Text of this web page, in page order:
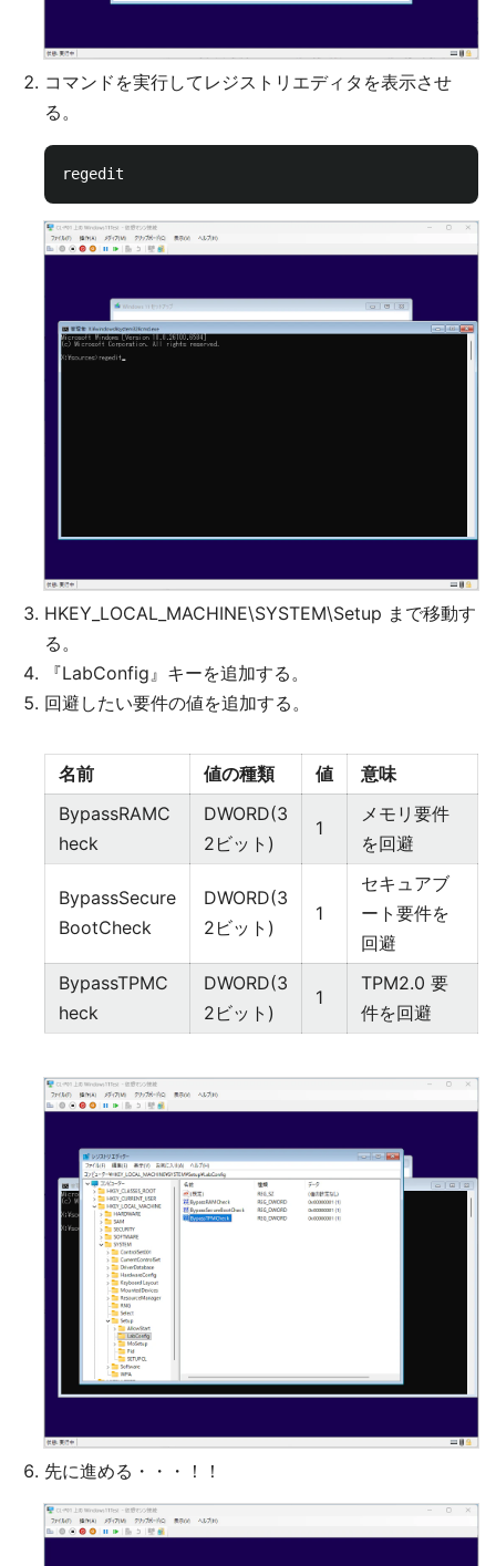
コマンドを実行してレジストリエディタを表示させ
る。
HKEY_LOCAL_MACHINE\SYSTEM\Setup まで移動す
る。
『LabConfig』キーを追加する。
回避したい要件の値を追加する。
名前 値の種類 値
意味
BypassRAMC
heck
DWORD(3
2ビット)
1
メモリ要件
を回避
BypassSecure
BootCheck
DWORD(3
2ビット)
1
セキュアブ
ート要件を
回避
BypassTPMC
heck
DWORD(3
2ビット)
1
TPM2.0 要
件を回避
先に進める・・・！！